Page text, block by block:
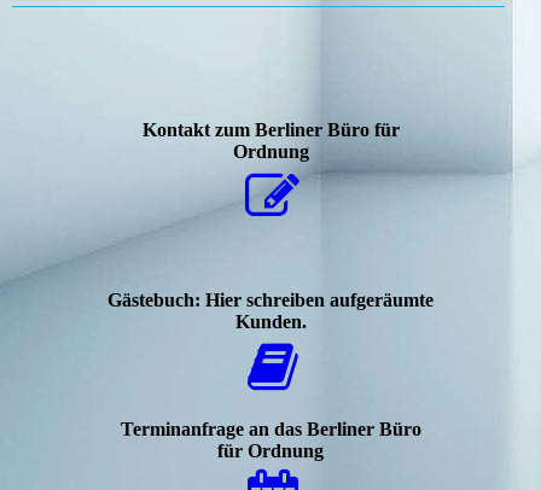
Kontakt zum Berliner Büro für
Ordnung
Gästebuch: Hier schreiben aufgeräumte
Kunden.
Terminanfrage an das Berliner Büro
für Ordnung